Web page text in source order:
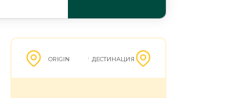
ORIGIN ДЕСТИНАЦИЯ